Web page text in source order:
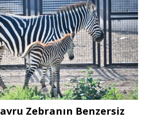
Zebranın Benzersiz